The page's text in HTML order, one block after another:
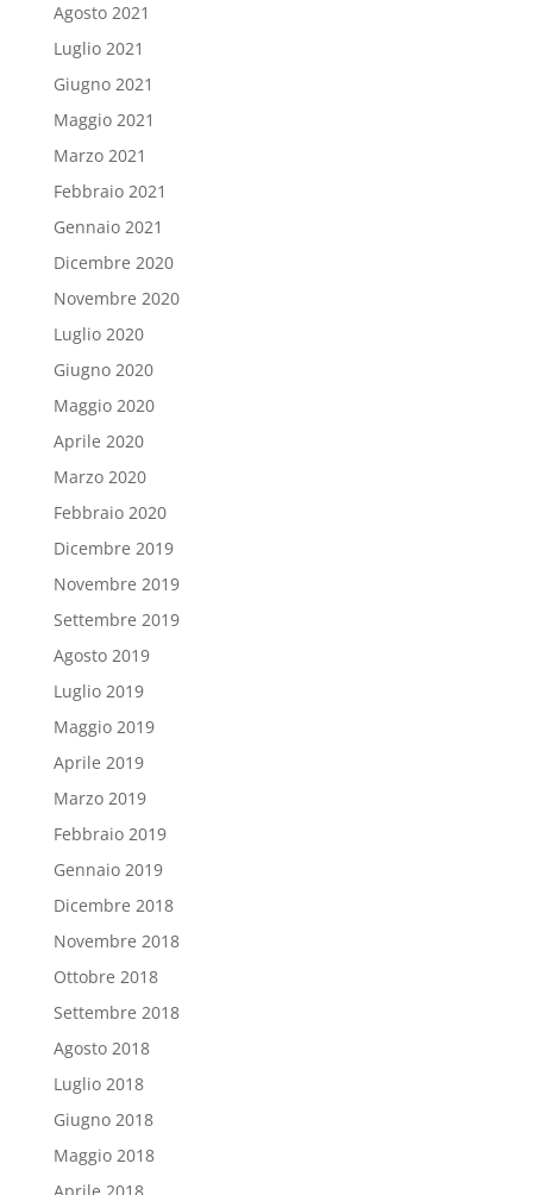
Agosto 2021
Luglio 2021
Giugno 2021
Maggio 2021
Marzo 2021
Febbraio 2021
Gennaio 2021
Dicembre 2020
Novembre 2020
Luglio 2020
Giugno 2020
Maggio 2020
Aprile 2020
Marzo 2020
Febbraio 2020
Dicembre 2019
Novembre 2019
Settembre 2019
Agosto 2019
Luglio 2019
Maggio 2019
Aprile 2019
Marzo 2019
Febbraio 2019
Gennaio 2019
Dicembre 2018
Novembre 2018
Ottobre 2018
Settembre 2018
Agosto 2018
Luglio 2018
Giugno 2018
Maggio 2018